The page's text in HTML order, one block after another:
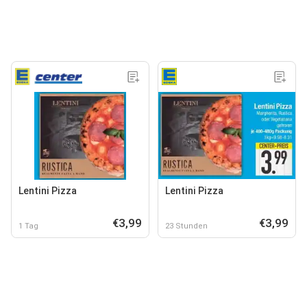
Lentini Pizza
1 Tag €3,99
Lentini Pizza
23 Stunden €3,99